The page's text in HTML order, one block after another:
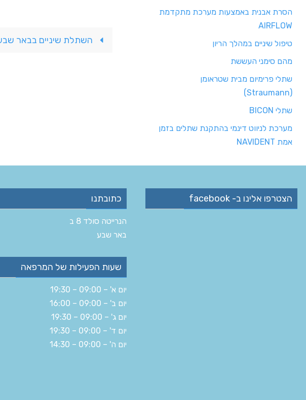
השתלת שיניים בבאר
הסרת אבנית באמצעות מערכת מתקדמת
AIRFLOW
טיפול שיניים במהלך הריון
מהם סימני העששת
שתלי פרימיום מבית שטראומן
(Straumann)
שתלי BICON
מערכת לניווט דינמי בהתקנת שתלים בזמן
אמת NAVIDENT
הצטרפו אלינו ב- facebook כתובתנו
הנרייטה סולד 8 ב‏
‏באר שבע‏
שעות הפעילות של המרפאה
יום א' – 09:00 – 19:30
יום ב' – 09:00 – 16:00
יום ג' – 09:00 – 19:30
יום ד' – 09:00 – 19:30
יום ה' – 09:00 – 14:30